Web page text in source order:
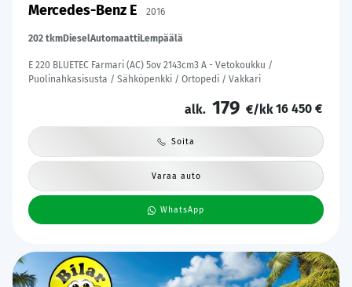
Mercedes-Benz E 2016
202 tkmDieselAutomaattiLempäälä
E 220 BLUETEC Farmari (AC) 5ov 2143cm3 A - Vetokoukku /
Puolinahkasisusta / Sähköpenkki / Ortopedi / Vakkari
alk. 179 €/kk16 450 €
Soita
Varaa auto
WhatsApp